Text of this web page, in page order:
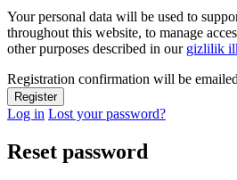
Your personal data will be used to
throughout this website, to manage
other purposes described in our gizlilik
Registration confirmation will be
Log in Lost your password?
Reset password